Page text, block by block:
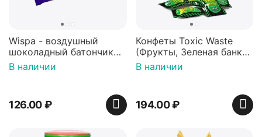
Wispa - воздушный
шоколадный батончик
36 гр
В наличии
126.00₽
Конфеты Toxic Waste
(Фрукты, Зеленая банка,
42 гр).
В наличии
194.00₽